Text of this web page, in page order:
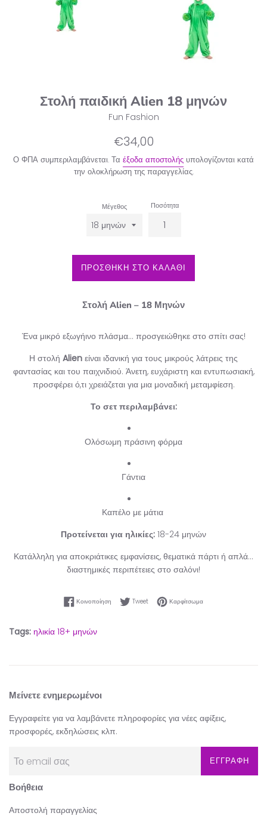
Στολή παιδική Alien 18 μηνών
Fun Fashion
Κανονική
€34,00
Ο ΦΠΑ συμπεριλαμβάνεται. Τα έξοδα αποστολής υπολογίζονται κατά
την ολοκλήρωση της παραγγελίας.
Μέγεθος Ποσότητα
ΠΡΟΣΘΗΚΗ ΣΤΟ ΚΑΛΑΘΙ
Στολή Alien – 18 Μηνών
Ένα μικρό εξωγήινο πλάσμα... προσγειώθηκε στο σπίτι σας!
Η στολή Alien είναι ιδανική για τους μικρούς λάτρεις της
φαντασίας και του παιχνιδιού. Άνετη, ευχάριστη και εντυπωσιακή,
προσφέρει ό,τι χρειάζεται για μια μοναδική μεταμφίεση.
Το σετ περιλαμβάνει:
Ολόσωμη πράσινη φόρμα
Γάντια
Καπέλο με μάτια
Προτείνεται για ηλικίες: 18-24 μηνών
Κατάλληλη για αποκριάτικες εμφανίσεις, θεματικά πάρτι ή απλά...
διαστημικές περιπέτειες στο σαλόνι!
Κοινοποίηση Κοινοποίηση στο Facebook
TweetTweet στο Twitter
ΚαρφίτσωμαΚαρφίτσωμα στο
Tags: ηλικία 18+ μηνών
Μείνετε ενημερωμένοι
Εγγραφείτε για να λαμβάνετε πληροφορίες για νέες αφίξεις,
προσφορές, εκδηλώσεις κλπ.
ΕΓΓΡΑΦΗ
Βοήθεια
Αποστολή παραγγελίας